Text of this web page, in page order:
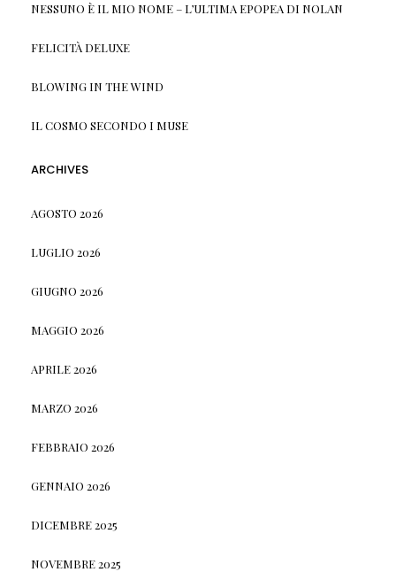
NESSUNO È IL MIO NOME – L’ULTIMA EPOPEA DI NOLAN
FELICITÀ DELUXE
BLOWING IN THE WIND
IL COSMO SECONDO I MUSE
ARCHIVES
AGOSTO 2026
LUGLIO 2026
GIUGNO 2026
MAGGIO 2026
APRILE 2026
MARZO 2026
FEBBRAIO 2026
GENNAIO 2026
DICEMBRE 2025
NOVEMBRE 2025